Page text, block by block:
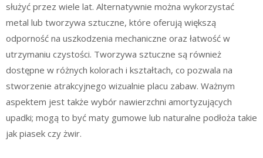
służyć przez wiele lat. Alternatywnie można wykorzystać
metal lub tworzywa sztuczne, które oferują większą
odporność na uszkodzenia mechaniczne oraz łatwość w
utrzymaniu czystości. Tworzywa sztuczne są również
dostępne w różnych kolorach i kształtach, co pozwala na
stworzenie atrakcyjnego wizualnie placu zabaw. Ważnym
aspektem jest także wybór nawierzchni amortyzujących
upadki; mogą to być maty gumowe lub naturalne podłoża takie
jak piasek czy żwir.